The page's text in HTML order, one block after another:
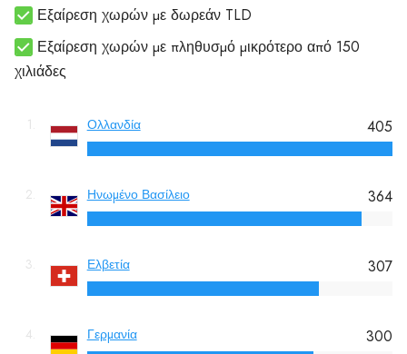
Εξαίρεση χωρών με δωρεάν TLD
Εξαίρεση χωρών με πληθυσμό μικρότερο από 150
χιλιάδες
1. Ολλανδία 405
2. Ηνωμένο Βασίλειο 364
3. Ελβετία 307
4. Γερμανία 300